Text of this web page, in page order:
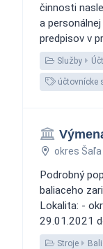
činnosti
a
predpisov v
Služby
účtovnícke
okres Šaľa
Podrobný
baliaceho
Lokalita: -
29.01.2021
Stroje